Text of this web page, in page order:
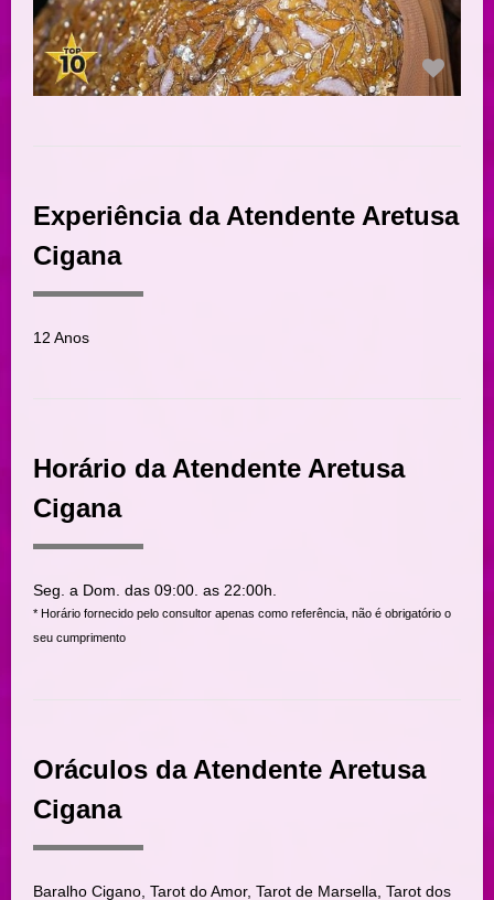
Experiência da Atendente Aretusa
Cigana
12 Anos
Horário da Atendente Aretusa
Cigana
Seg. a Dom. das 09:00. as 22:00h.
* Horário fornecido pelo consultor apenas como referência, não é obrigatório o
seu cumprimento
Oráculos da Atendente Aretusa
Cigana
Baralho Cigano, Tarot do Amor, Tarot de Marsella, Tarot dos